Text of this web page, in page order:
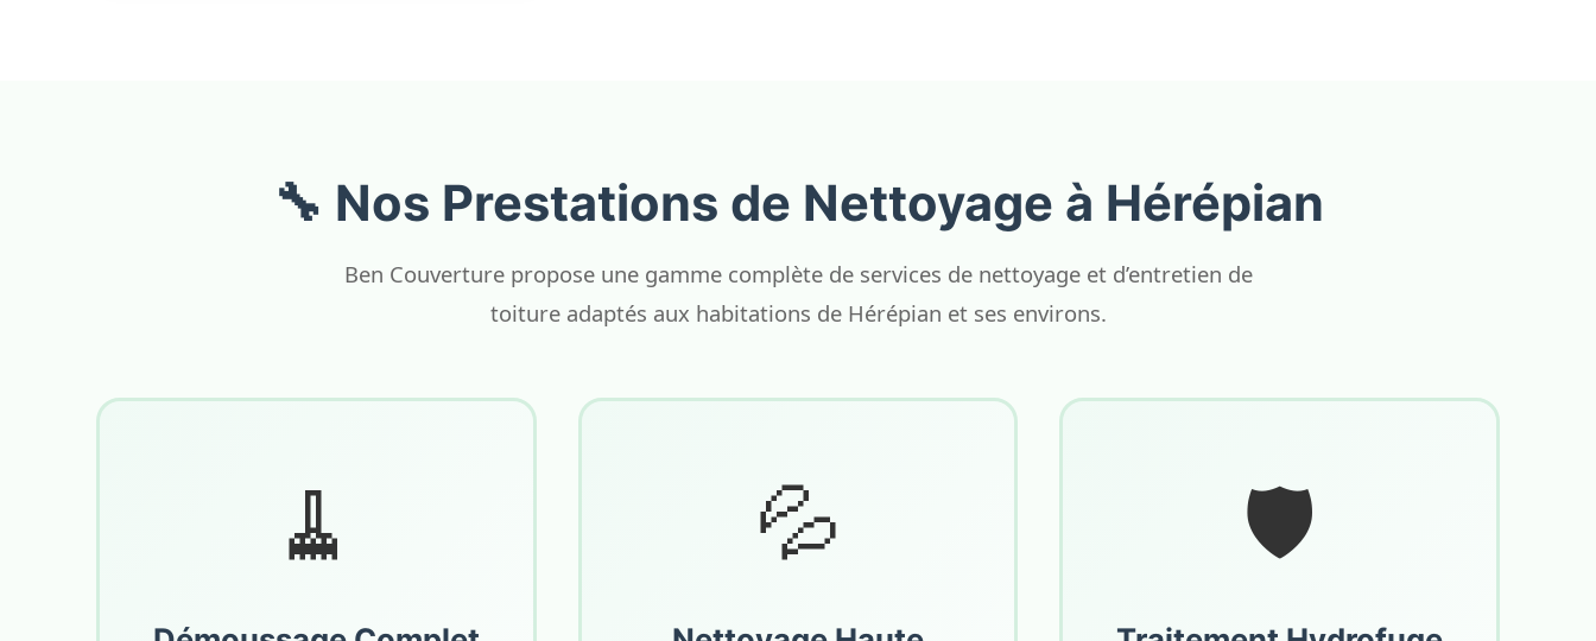
🔧 Nos Prestations de Nettoyage à Hérépian
Ben Couverture propose une gamme complète de services de nettoyage et d’entretien de
toiture adaptés aux habitations de Hérépian et ses environs.
🧹 💦 🛡️